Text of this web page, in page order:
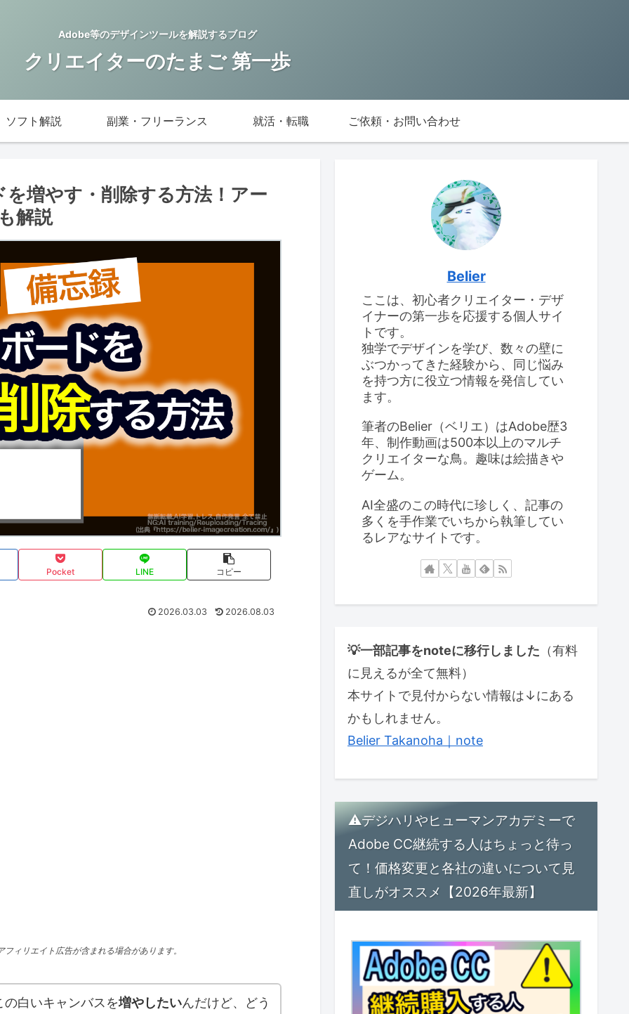
Adobe等のデザインツールを解説するブログ
クリエイターのたまご 第一歩
ソフト解説 副業・フリーランス 就活・転職 ご依頼・お問い合わせ
増やす・削除する方法！アー
解説
Pocket LINE コピー
2026.03.03 2026.08.03
ィリエイト広告が含まれる場合があります。
の白いキャンバスを増やしたいんだけど、どう
Belier
ここは、初心者クリエイター・デザ
イナーの第一歩を応援する個人サイ
トです。
独学でデザインを学び、数々の壁に
ぶつかってきた経験から、同じ悩み
を持つ方に役立つ情報を発信してい
ます。
筆者のBelier（ベリエ）はAdobe歴3
年、制作動画は500本以上のマルチ
クリエイターな鳥。趣味は絵描きや
ゲーム。
AI全盛のこの時代に珍しく、記事の
多くを手作業でいちから執筆してい
るレアなサイトです。
💡一部記事をnoteに移行しました （有料
に見えるが全て無料）
本サイトで見付からない情報は↓にある
かもしれません。
Belier Takanoha｜note
⚠デジハリやヒューマンアカデミーで
Adobe CC継続する人はちょっと待っ
て！価格変更と各社の違いについて見
直しがオススメ【2026年最新】